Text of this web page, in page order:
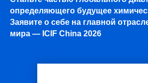
определяющего будущее
Заявите о себе на главной
мира — ICIF China 2026